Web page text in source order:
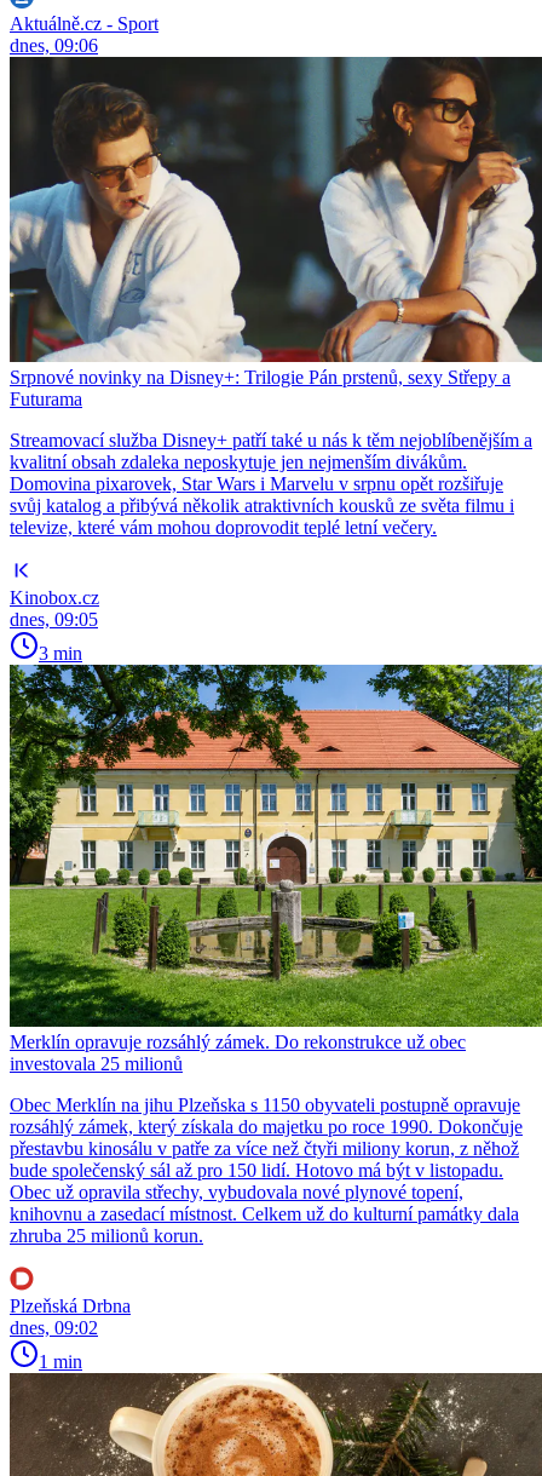
Aktuálně.cz - Sport
dnes, 09:06
Srpnové novinky na Disney+: Trilogie Pán prstenů, sexy Střepy a
Futurama
Streamovací služba Disney+ patří také u nás k těm nejoblíbenějším a
kvalitní obsah zdaleka neposkytuje jen nejmenším divákům.
Domovina pixarovek, Star Wars i Marvelu v srpnu opět rozšiřuje
svůj katalog a přibývá několik atraktivních kousků ze světa filmu i
televize, které vám mohou doprovodit teplé letní večery.
Kinobox.cz
dnes, 09:05
3 min
Merklín opravuje rozsáhlý zámek. Do rekonstrukce už obec
investovala 25 milionů
Obec Merklín na jihu Plzeňska s 1150 obyvateli postupně opravuje
rozsáhlý zámek, který získala do majetku po roce 1990. Dokončuje
přestavbu kinosálu v patře za více než čtyři miliony korun, z něhož
bude společenský sál až pro 150 lidí. Hotovo má být v listopadu.
Obec už opravila střechy, vybudovala nové plynové topení,
knihovnu a zasedací místnost. Celkem už do kulturní památky dala
zhruba 25 milionů korun.
Plzeňská Drbna
dnes, 09:02
1 min